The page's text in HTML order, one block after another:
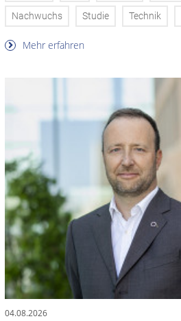
Nachwuchs Studie Technik
Mehr erfahren
04.08.2026